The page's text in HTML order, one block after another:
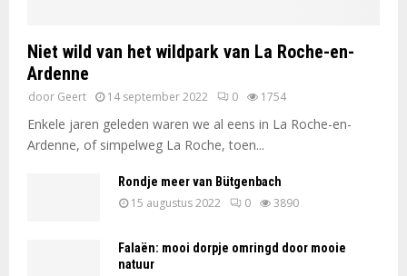
Niet wild van het wildpark van La Roche-en-
Ardenne
door Geert 14 september 2022 0 1754
Enkele jaren geleden waren we al eens in La Roche-en-
Ardenne, of simpelweg La Roche, toen...
Rondje meer van Bütgenbach
15 augustus 2022 0 3890
Falaën: mooi dorpje omringd door mooie
natuur